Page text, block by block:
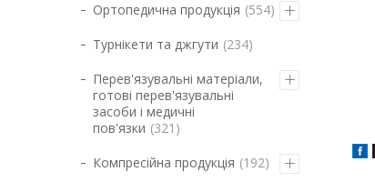
Ортопедична продукція 554
Турнікети та джгути 234
Перев'язувальні матеріали,
готові перев'язувальні
засоби і медичні
пов'язки 321
Компресійна продукція 192